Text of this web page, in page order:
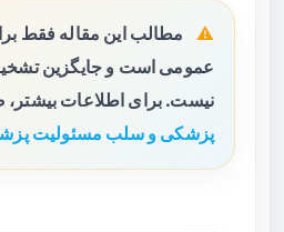
مطالب این مقاله فقط
عمومی است و جایگزین
نیست. برای اطلاعات
پزشکی و سلب مسئولیت